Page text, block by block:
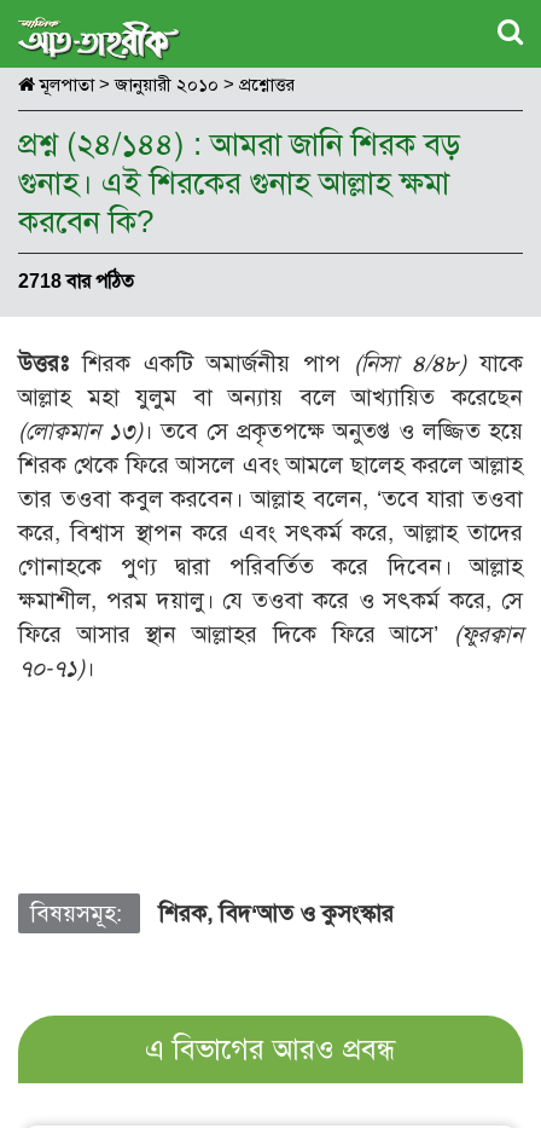
মূলপাতা> জানুয়ারী ২০১০ > প্রশ্নোত্তর
প্রশ্ন (২৪/১৪৪) : আমরা জানি শিরক বড়
গুনাহ। এই শিরকের গুনাহ আল্লাহ ক্ষমা
করবেন কি?
2718 বার পঠিত
উত্তরঃ শিরক একটি অমার্জনীয় পাপ (নিসা ৪/৪৮)যাকে
আল্লাহ মহা যুলুম বা অন্যায় বলে আখ্যায়িত করেছেন
(লোক্বমান ১৩)। তবে সে প্রকৃতপক্ষে অনুতপ্ত ও লজ্জিত হয়ে
শিরক থেকে ফিরে আসলে এবং আমলে ছালেহ করলে আল্লাহ
তার তওবা কবুল করবেন। আল্লাহ বলেন, ‘তবে যারা তওবা
করে, বিশ্বাস স্থাপন করে এবং সৎকর্ম করে, আল্লাহ তাদের
গোনাহকে পুণ্য দ্বারা পরিবর্তিত করে দিবেন। আল্লাহ
ক্ষমাশীল, পরম দয়ালু। যে তওবা করে ও সৎকর্ম করে, সে
ফিরে আসার স্থান আল্লাহর দিকে ফিরে আসে’ (ফুরক্বান
৭০-৭১)।
বিষয়সমূহ: শিরক, বিদ‘আত ও কুসংস্কার
এ বিভাগের আরও প্রবন্ধ